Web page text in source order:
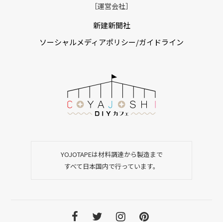
［運営会社］
新建新聞社
ソーシャルメディアポリシー/ガイドライン
YOJOTAPEは材料調達から製造まで
すべて日本国内で行っています。